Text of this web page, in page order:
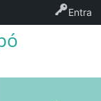
Entra